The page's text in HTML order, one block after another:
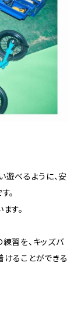
遊べるように、安
。
す。
習を、キッズバ
ることができる